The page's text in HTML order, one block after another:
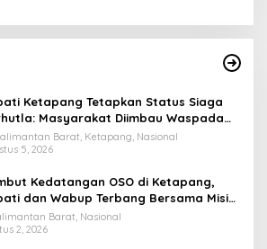
Ketapang Tetapkan Status Siaga
Masyarakat Diimbau Waspada
EkstremBarat, Ketapang, Nasional
5, 2026
Kedatangan OSO di Ketapang,
dan Wabup Terbang Bersama Misi
MTQ XXXIV di Kayong Utara
Barat, Nasional
2, 2026